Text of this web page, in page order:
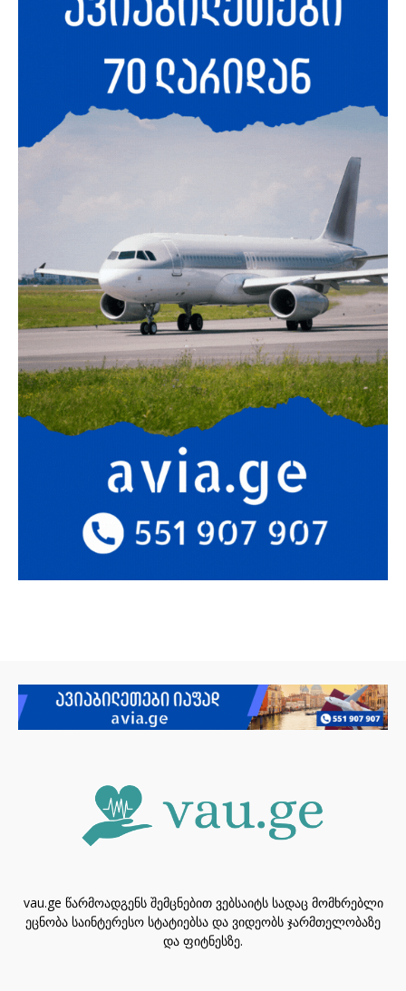
vau.ge წარმოადგენს შემცნებით ვებსაიტს სადაც მომხრებლი
ეცნობა საინტერესო სტატიებსა და ვიდეობს ჯარმთელობაზე
და ფიტნესზე.